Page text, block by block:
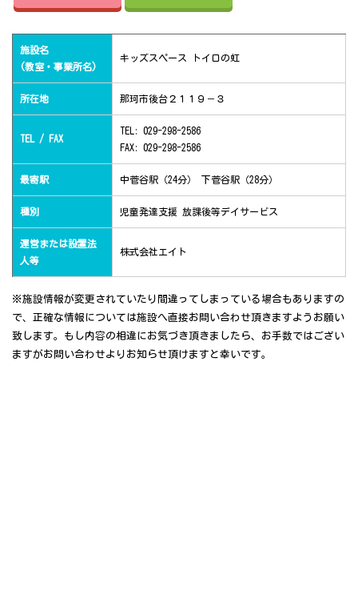
施設名
(教室・事業所名)
キッズスペース トイロの虹
所在地 那珂市後台２１１９－３
TEL / FAX
TEL: 029-298-2586
FAX: 029-298-2586
最寄駅 中菅谷駅（24分） 下菅谷駅（28分）
種別 児童発達支援 放課後等デイサービス
運営または設置法
人等
株式会社エイト
※施設情報が変更されていたり間違ってしまっている場合もありますの
で、正確な情報については施設へ直接お問い合わせ頂きますようお願い
致します。もし内容の相違にお気づき頂きましたら、お手数ではござい
ますがお問い合わせよりお知らせ頂けますと幸いです。